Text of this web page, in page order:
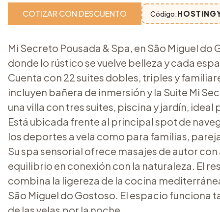
COTIZAR CON DESCUENTO Código:
Mi Secreto Pousada & Spa, en São Miguel
donde lo rústico se vuelve belleza y cada
Cuenta con 22 suites dobles, triples y
incluyen bañera de inmersión y la Suite Mi
una villa con tres suites, piscina y jardín,
Está ubicada frente al principal spot de
los deportes a vela como para familias,
Su spa sensorial ofrece masajes de autor
equilibrio en conexión con la naturaleza. El
combina la ligereza de la cocina
São Miguel do Gostoso. El espacio funciona